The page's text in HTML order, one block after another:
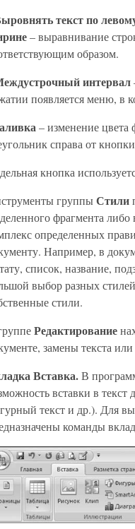
текст по
– выравнивание
образом.
интервал
появляется меню, в
– изменение цвета
справа от
кнопка
группыСтили
фрагмента либо
определенных
Например, в
список, название,
выбор разных
стили.
Редактирование
замены текста
Вставка.В
вставки в
текст и др.). Для
команды